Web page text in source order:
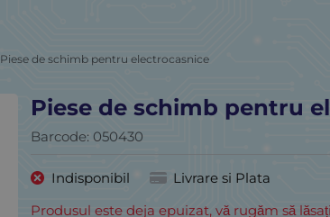
Piese de schimb pentru electrocasnice
Piese de schimb pentru
Barcode: 050430
Indisponibil
Livrare si Plata
Produsul este deja epuizat, vă rugăm să